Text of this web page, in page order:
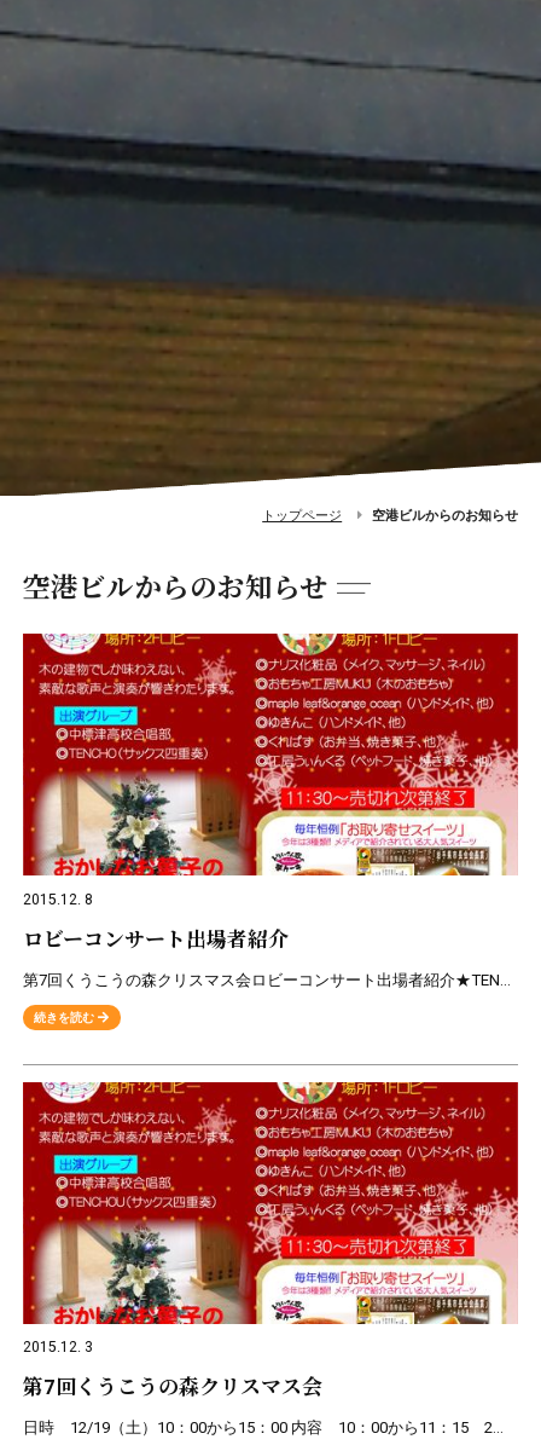
トップページ 空港ビルからのお知らせ
空港ビルからのお知らせ
2015.12. 8
ロビーコンサート出場者紹介
続きを読む
2015.12. 3
第7回くうこうの森クリスマス会
日時 12/19（土）10：00から15：00 内容 10：00から11：15 2Ｆ ロビーコンサート 出演グループ ・中標津高校合唱部 ・TENCHOU(サックス四重奏)